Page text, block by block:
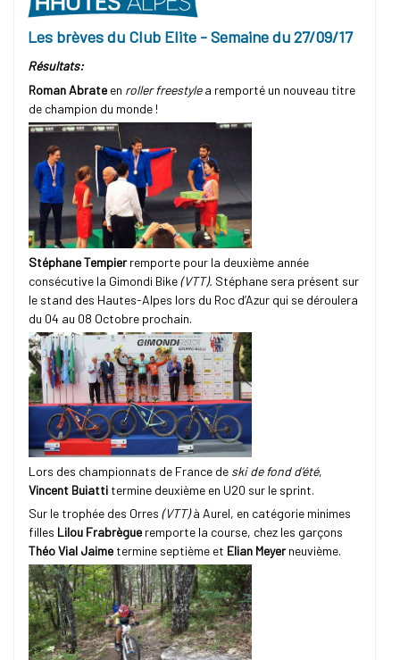
Les brèves du Club Elite - Semaine du 27/09/17
Résultats:
Roman Abrate en roller freestylea remporté un nouveau titre
de champion du monde !
Stéphane Tempierremporte pour la deuxième année
consécutive la Gimondi Bike(VTT). Stéphane sera présent sur
le stand des Hautes-Alpes lors du Roc d’Azur qui se déroulera
du 04 au 08 Octobre prochain.
Lors des championnats de France de ski de fond d’été,
Vincent Buiatti termine deuxième en U20 sur le sprint.
Sur le trophée des Orres (VTT)à Aurel, en catégorie minimes
filles Lilou Frabrègue remporte la course, chez les garçons
Théo Vial Jaime termine septième et Elian Meyerneuvième.